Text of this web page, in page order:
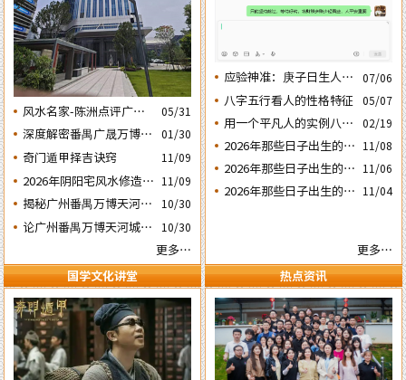
风水名家-陈洲点评广州
广交会芭洲交易中心大楼
的风水态势
05/31
深度解密番禺广晟万博中
心写字楼商铺商业不竞气
的风水原因
01/30
奇门遁甲择吉诀窍 11/09
2026年阴阳宅风水修造动
土入宅择吉需知
11/09
揭秘广州番禺万博天河城
玄妙的风水布局
10/30
论广州番禺万博天河城玄
10/30
更多…
应验神准：庚子日生人丙
午流年运势判断的应验结
07/06
八字五行看人的性格特征 05/07
用一个平凡人的实例八字
论断2026马年的流年运势
02/19
2026年那些日子出生的人
会大不利之四：‘庚子’
11/08
2026年那些日子出生的人
会大不利之三：‘丙子’
11/06
2026年那些日子出生的人 11/04
更多…
国学文化讲堂
热点资讯